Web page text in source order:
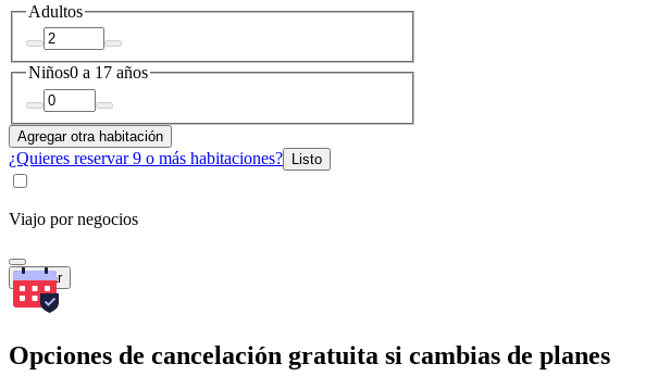
Adultos
Niños0 a 17 años
Agregar otra habitación
¿Quieres reservar 9 o más habitaciones? Listo
Viajo por negocios
Buscar
Opciones de cancelación gratuita si cambias de planes